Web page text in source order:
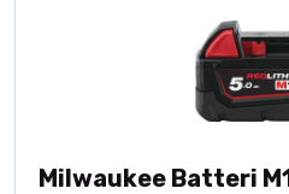
Milwaukee Batteri